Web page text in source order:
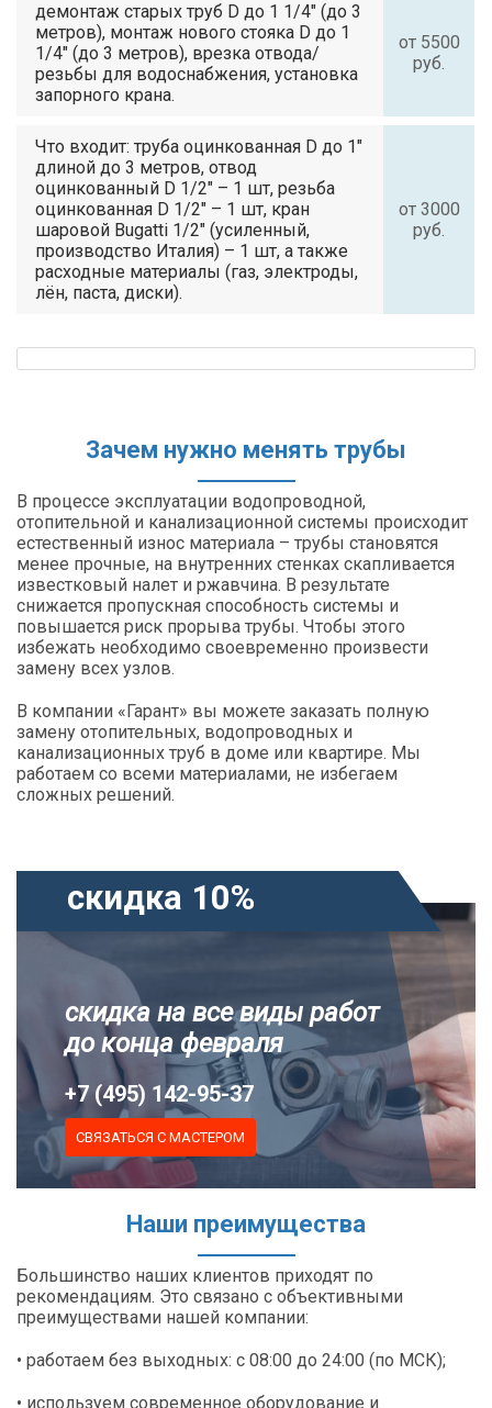
демонтаж старых труб D до 1 1/4" (до 3
метров), монтаж нового стояка D до 1
1/4" (до 3 метров), врезка отвода/
резьбы для водоснабжения, установка
запорного крана.
от 5500
руб.
Что входит: труба оцинкованная D до 1"
длиной до 3 метров, отвод
оцинкованный D 1/2" – 1 шт, резьба
оцинкованная D 1/2" – 1 шт, кран
шаровой Bugatti 1/2" (усиленный,
производство Италия) – 1 шт, а также
расходные материалы (газ, электроды,
лён, паста, диски).
от 3000
руб.
Зачем нужно менять трубы
В процессе эксплуатации водопроводной,
отопительной и канализационной системы происходит
естественный износ материала – трубы становятся
менее прочные, на внутренних стенках скапливается
известковый налет и ржавчина. В результате
снижается пропускная способность системы и
повышается риск прорыва трубы. Чтобы этого
избежать необходимо своевременно произвести
замену всех узлов.
В компании «Гарант» вы можете заказать полную
замену отопительных, водопроводных и
канализационных труб в доме или квартире. Мы
работаем со всеми материалами, не избегаем
сложных решений.
скидка 10%
скидка на все виды работ
до конца февраля
+7 (495) 142-95-37
СВЯЗАТЬСЯ С МАСТЕРОМ
Наши преимущества
Большинство наших клиентов приходят по
рекомендациям. Это связано с объективными
преимуществами нашей компании:
• работаем без выходных: с 08:00 до 24:00 (по МСК);
• используем современное оборудование и